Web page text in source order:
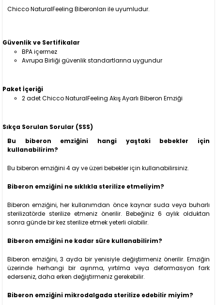
Chicco NaturalFeeling Biberonları ile uyumludur.
Güvenlik ve Sertifikalar
BPA içermez
Avrupa Birliği güvenlik standartlarına uygundur
Paket İçeriği
2 adet Chicco NaturalFeeling Akış Ayarlı Biberon Emziği
Sıkça Sorulan Sorular (SSS)
Bu biberon emziğini hangi yaştaki bebekler için
kullanabilirim?
Bu biberon emziğini 4 ay ve üzeri bebekler için kullanabilirsiniz.
Biberon emziğini ne sıklıkla sterilize etmeliyim?
Biberon emziğini, her kullanımdan önce kaynar suda veya buharlı
sterilizatörde sterilize etmeniz önerilir. Bebeğiniz 6 aylık olduktan
sonra günde bir kez sterilize etmek yeterli olabilir.
Biberon emziğini ne kadar süre kullanabilirim?
Biberon emziğini, 3 ayda bir yenisiyle değiştirmeniz önerilir. Emziğin
üzerinde herhangi bir aşınma, yırtılma veya deformasyon fark
ederseniz, daha erken değiştirmeniz gerekebilir.
Biberon emziğini mikrodalgada sterilize edebilir miyim?